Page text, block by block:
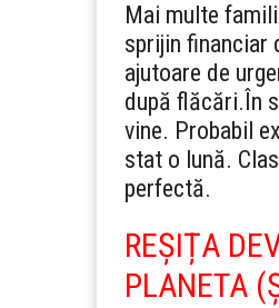
Mai multe
sprijin financiar
ajutoare de
după flăcări.În
vine. Probabil
stat o lună.
perfectă.
REȘIȚA
PLANETA